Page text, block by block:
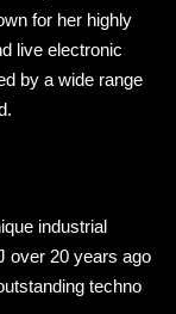
for her highly
live electronic
by a wide range
industrial
over 20 years ago
techno